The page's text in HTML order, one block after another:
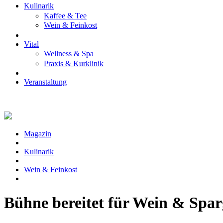
Kulinarik
Kaffee & Tee
Wein & Feinkost
Vital
Wellness & Spa
Praxis & Kurklinik
Veranstaltung
Magazin
Kulinarik
Wein & Feinkost
Bühne bereitet für Wein &